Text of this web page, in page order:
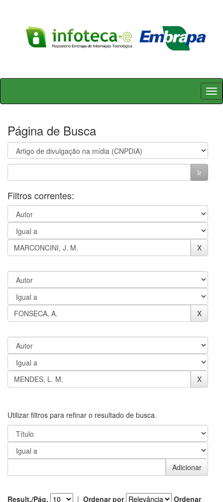
Skip
Página de Busca
Filtros correntes:
Utilizar filtros para refinar o resultado de busca.
Result./Pág. | Ordenar por
Ordenar